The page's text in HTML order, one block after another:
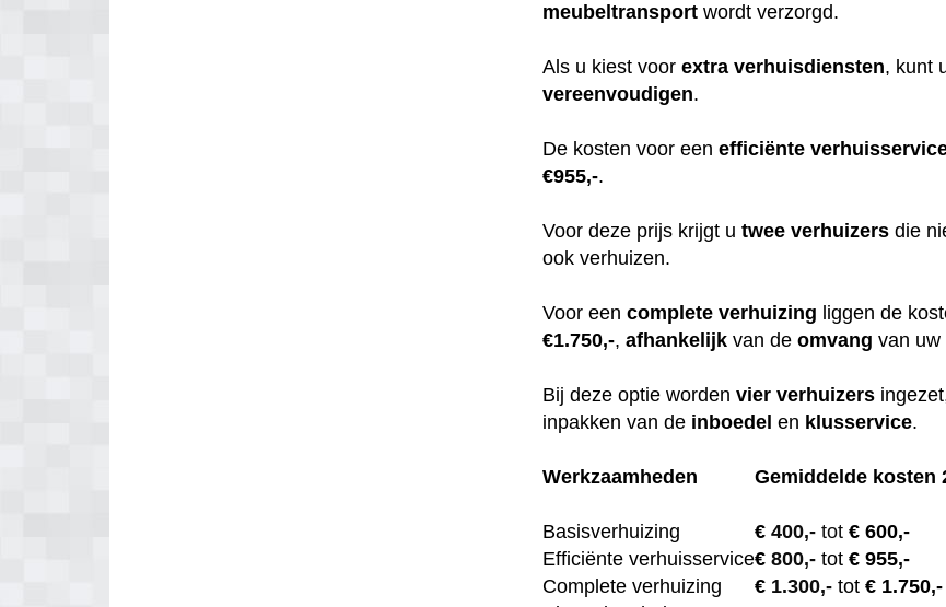
meubeltransport wordt verzorgd.
Als u kiest voorextra verhuisdiensten, kunt
vereenvoudigen.
De kosten voor eenefficiënte
€955,-.
Voor deze prijs krijgt utwee verhuizers die
ook verhuizen.
Voor eencomplete verhuizing liggen de
€1.750,-,afhankelijk van deomvang van uw
Bij deze optie wordenvier verhuizers
inpakken van de inboedel en klusservice.
Werkzaamheden Gemiddelde kosten
Basisverhuizing €400,- tot € 600,-
Efficiënte verhuisservice€800,- tot€ 955,-
Complete verhuizing
€ 1.300,- tot€ 1.750,-